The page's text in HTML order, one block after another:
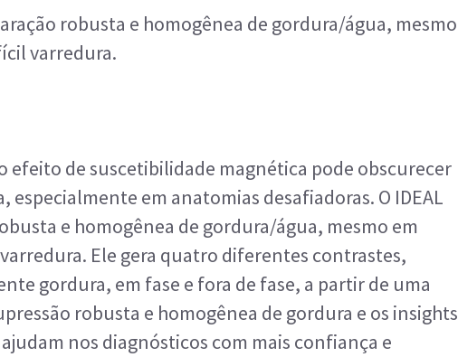
robusta e homogênea de gordura/água, mesmo
varredura.
efeito de suscetibilidade magnética pode obscurecer
especialmente em anatomias desafiadoras. O IDEAL
e homogênea de gordura/água, mesmo em
Ele gera quatro diferentes contrastes,
gordura, em fase e fora de fase, a partir de uma
robusta e homogênea de gordura e os insights
nos diagnósticos com mais confiança e